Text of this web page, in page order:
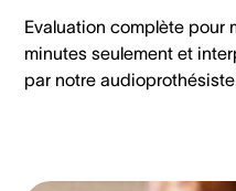
Evaluation complète pour
minutes seulement et
par notre